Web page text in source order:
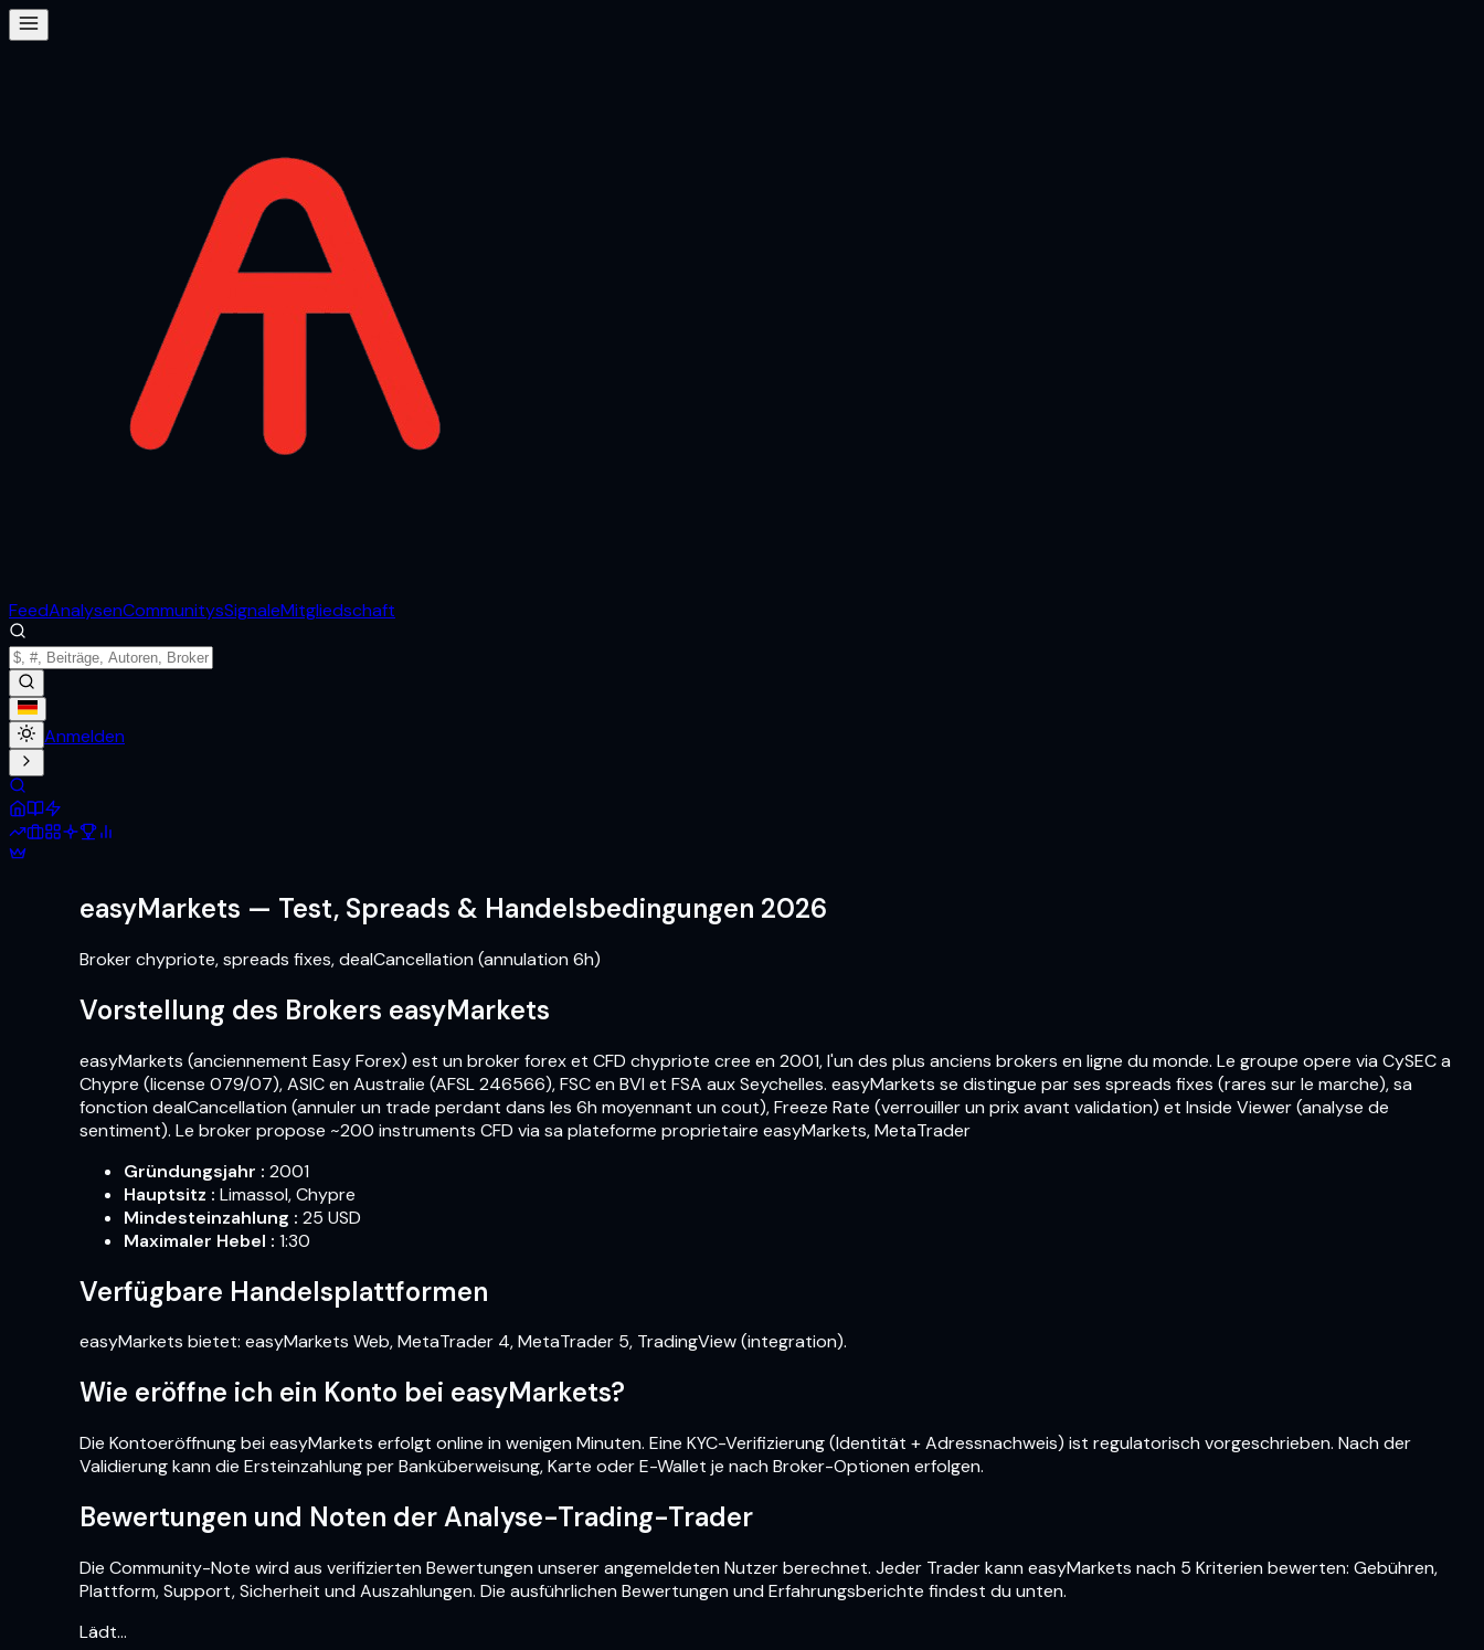
FeedAnalysenCommunitysSignaleMitgliedschaft
Anmelden
easyMarkets — Test, Spreads & Handelsbedingungen 2026
Broker chypriote, spreads fixes, dealCancellation (annulation 6h)
Vorstellung des Brokers easyMarkets
easyMarkets (anciennement Easy Forex) est un broker forex et CFD chypriote cree en 2001, l'un des plus anciens brokers en ligne du monde. Le groupe opere via CySEC a
Chypre (license 079/07), ASIC en Australie (AFSL 246566), FSC en BVI et FSA aux Seychelles. easyMarkets se distingue par ses spreads fixes (rares sur le marche), sa
fonction dealCancellation (annuler un trade perdant dans les 6h moyennant un cout), Freeze Rate (verrouiller un prix avant validation) et Inside Viewer (analyse de
sentiment). Le broker propose ~200 instruments CFD via sa plateforme proprietaire easyMarkets, MetaTrader
Gründungsjahr : 2001
Hauptsitz : Limassol, Chypre
Mindesteinzahlung : 25 USD
Maximaler Hebel : 1:30
Verfügbare Handelsplattformen
easyMarkets bietet: easyMarkets Web, MetaTrader 4, MetaTrader 5, TradingView (integration).
Wie eröffne ich ein Konto bei easyMarkets?
Die Kontoeröffnung bei easyMarkets erfolgt online in wenigen Minuten. Eine KYC-Verifizierung (Identität + Adressnachweis) ist regulatorisch vorgeschrieben. Nach der
Validierung kann die Ersteinzahlung per Banküberweisung, Karte oder E-Wallet je nach Broker-Optionen erfolgen.
Bewertungen und Noten der Analyse-Trading-Trader
Die Community-Note wird aus verifizierten Bewertungen unserer angemeldeten Nutzer berechnet. Jeder Trader kann easyMarkets nach 5 Kriterien bewerten: Gebühren,
Plattform, Support, Sicherheit und Auszahlungen. Die ausführlichen Bewertungen und Erfahrungsberichte findest du unten.
Lädt…